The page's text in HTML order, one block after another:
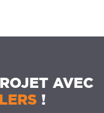
AVEC
!